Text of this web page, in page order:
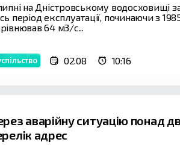
на Дністровському водосховищі
період експлуатації, починаючи з
64 м3/с...
02.08 10:16
аварійну ситуацію понад
адрес